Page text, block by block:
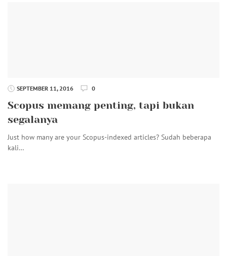
SEPTEMBER 11, 2016 0
Scopus memang penting, tapi bukan
segalanya
Just how many are your Scopus-indexed articles? Sudah beberapa
kali…